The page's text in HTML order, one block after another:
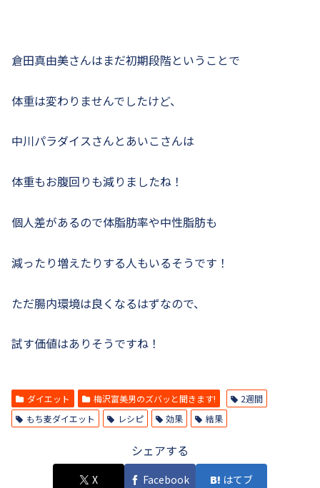
倉田真由美さんはまだ初期段階ということで
体重は変わりませんでしたけど、
中川パラダイスさんとあいこさんは
体重もお腹回りも減りましたね！
個人差があるので体脂肪率や中性脂肪も
減ったり増えたりする人もいるそうです！
ただ腸内環境は良くなるはずなので、
試す価値はありそうですね！
ダイエット 梅沢富美男のズバッと聞きます!
2週間
もち麦ダイエット
レシピ 効果 結果
シェアする
X Facebook はてブ